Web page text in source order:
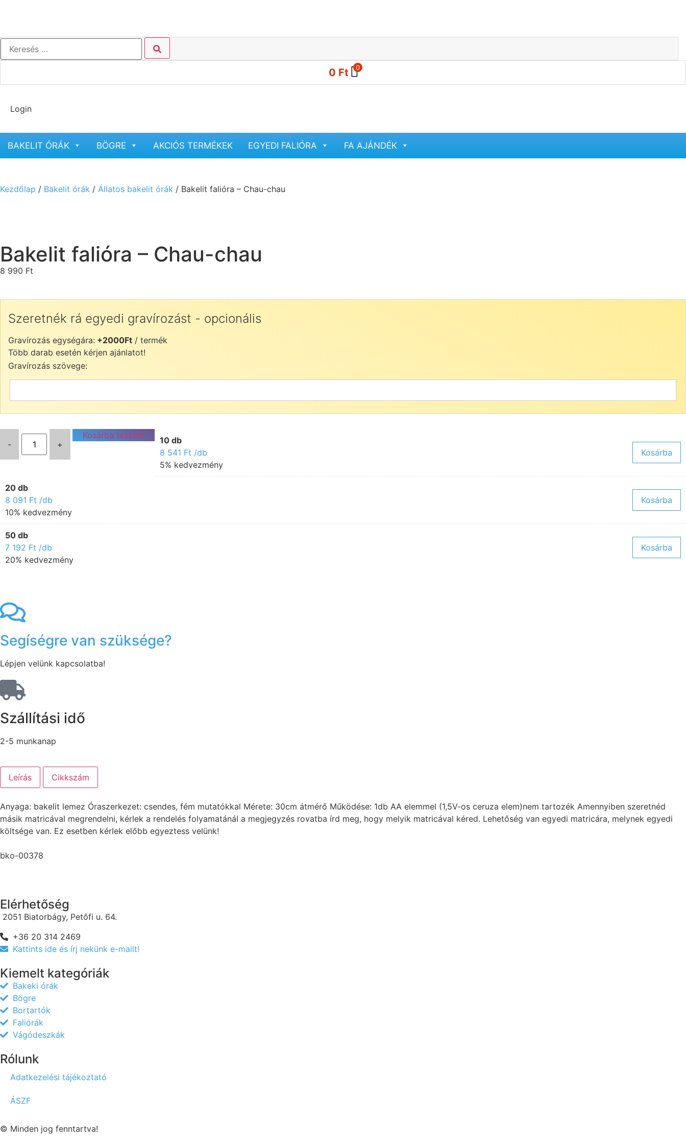
0 Ft 0
Login
BAKELIT ÓRÁK BÖGRE AKCIÓS TERMÉKEK EGYEDI FALIÓRA FA AJÁNDÉK
Kezdőlap / Bakelit órák / Állatos bakelit órák / Bakelit falióra – Chau-chau
Bakelit falióra – Chau-chau
8 990 Ft
Szeretnék rá egyedi gravírozást - opcionális
Gravírozás egységára: +2000Ft / termék
Több darab esetén kérjen ajánlatot!
Gravírozás szövege:
- +
Kosárba teszem
10 db
8 541 Ft /db
5% kedvezmény
Kosárba
20 db
8 091 Ft /db
10% kedvezmény
Kosárba
50 db
7 192 Ft /db
20% kedvezmény
Kosárba
Segíségre van szüksége?
Lépjen velünk kapcsolatba!
Szállítási idő
2-5 munkanap
Leírás Cikkszám
Anyaga: bakelit lemez Óraszerkezet: csendes, fém mutatókkal Mérete: 30cm átmérő Működése: 1db AA elemmel (1,5V-os ceruza elem)nem tartozék Amennyiben szeretnéd
másik matricával megrendelni, kérlek a rendelés folyamatánál a megjegyzés rovatba írd meg, hogy melyik matricával kéred. Lehetőség van egyedi matricára, melynek egyedi
költsége van. Ez esetben kérlek előbb egyeztess velünk!
bko-00378
Elérhetőség
2051 Biatorbágy, Petőfi u. 64.
+36 20 314 2469
Kattints ide és írj nekünk e-mailt!
Kiemelt kategóriák
Bakeki órák
Bögre
Bortartók
Faliórák
Vágódeszkák
Rólunk
Adatkezelési tájékoztató
ÁSZF
© Minden jog fenntartva!